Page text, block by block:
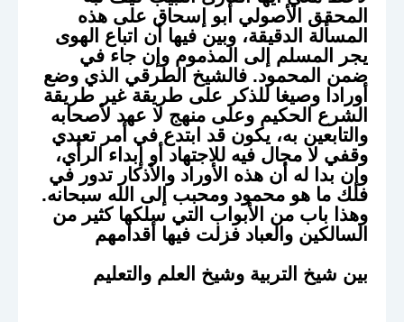
المحقق الأصولي أبو إسحاق على هذه
المسألة الدقيقة، وبين فيها أن اتباع الهوى
يجر المسلم إلى المذموم وإن جاء في
ضمن المحمود. فالشيخ الطرقي الذي وضع
أورادا وصيغا للذكر على طريقة غير طريقة
الشرع الحكيم وعلى منهج لا عهد لأصحابه
والتابعين به، يكون قد ابتدع في أمر تعبدي
وقفي لا مجال فيه للاجتهاد أو إبداء الرأي،
وإن بدا له أن هذه الأوراد والأذكار تدور في
فلك ما هو محمود ومحبب إلى الله سبحانه.
وهذا باب من الأبواب التي سلكها كثير من
السالكين والعباد فزلت فيها أقدامهم
بين شيخ التربية وشيخ العلم والتعليم